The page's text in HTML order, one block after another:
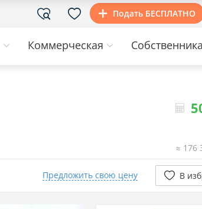
Подать БЕСПЛАТНО
Коммерческая
522р.
634р.
≈ 176
Предложить свою цену В